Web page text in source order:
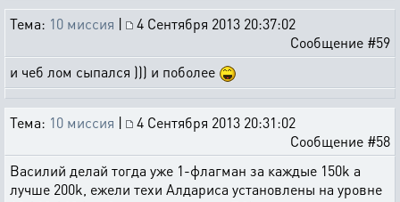
Тема: 10 миссия |
4 Сентября 2013 20:37:02
Сообщение #59
и чеб лом сыпался ))) и поболее
Тема: 10 миссия |
4 Сентября 2013 20:31:02
Сообщение #58
Василий делай тогда уже 1-флагман за каждые 150k а
лучше 200k, ежели техи Алдариса установлены на уровне